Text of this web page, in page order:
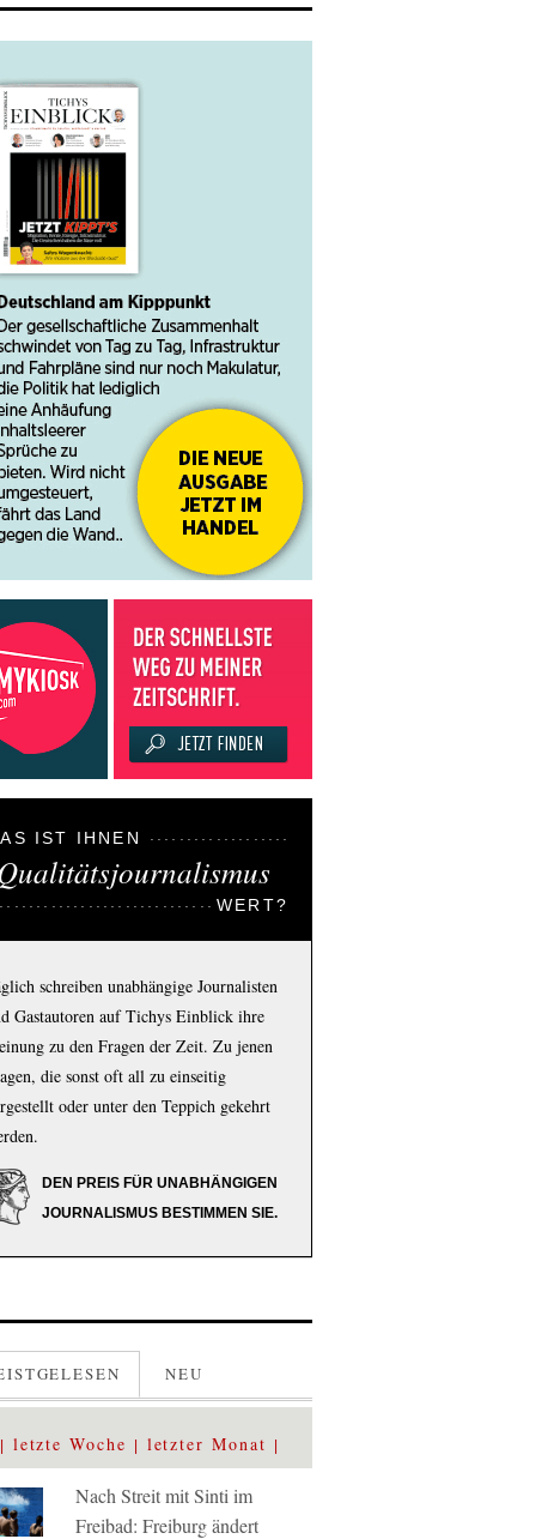
IST IHNEN
WERT?
schreiben unabhängige Journalisten
Gastautoren auf Tichys Einblick ihre
zu den Fragen der Zeit. Zu jenen
die sonst oft all zu einseitig
oder unter den Teppich gekehrt
DEN PREIS FÜR UNABHÄNGIGEN
JOURNALISMUS BESTIMMEN SIE.
NEU
letzte Woche letzter Monat
Nach Streit mit Sinti im
Freibad: Freiburg ändert